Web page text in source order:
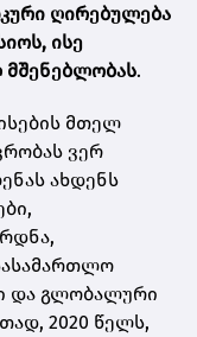
ღირებულება
ისე
.
მთელ
ვერ
ახდენს
და გლობალური
2020 წელს,